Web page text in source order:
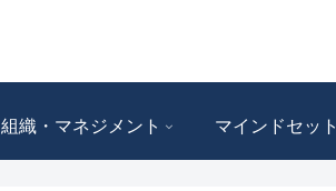
組織・マネジメント マインドセット